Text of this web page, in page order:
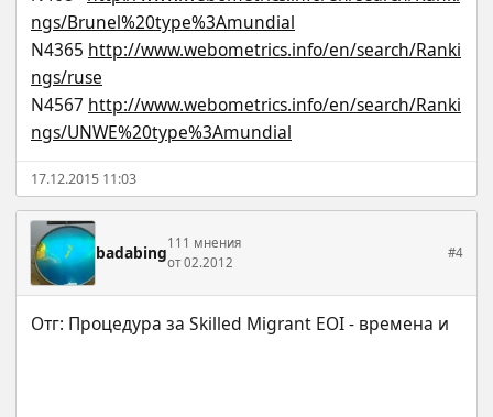
ngs/Brunel%20type%3Amundial
N4365 http://www.webometrics.info/en/search/Ranki
ngs/ruse
N4567 http://www.webometrics.info/en/search/Ranki
ngs/UNWE%20type%3Amundial
17.12.2015 11:03
badabing111 мнения
от 02.2012
#4